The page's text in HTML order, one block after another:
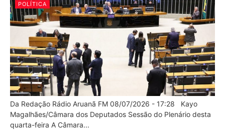
POLÍTICA
Da Redação Rádio Aruanã FM 08/07/2026 - 17:28 Kayo
Magalhães/Câmara dos Deputados Sessão do Plenário desta
quarta-feira A Câmara...